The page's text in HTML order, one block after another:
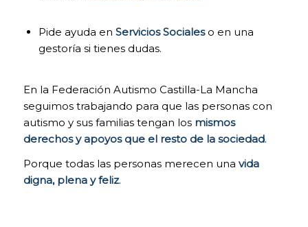
Pide ayuda en Servicios Socialeso en una
gestoría si tienes dudas.
En la Federación Autismo Castilla-La Mancha
seguimos trabajando para que las personas con
autismo y sus familias tengan los mismos
derechos y apoyos que el resto de la sociedad.
Porque todas las personas merecen una vida
digna, plena y feliz.
estadística sobre
la navegación en
nuestra página
propio
funcionamiento
de la página
distintos
ofrece. Por
tanto, estas